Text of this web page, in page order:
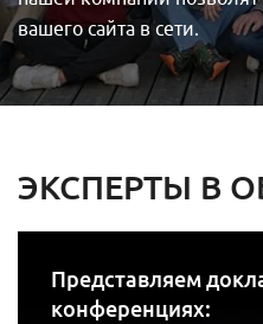
вашего сайта в сети.
ЭКСПЕРТЫ В
Представляем
конференциях: